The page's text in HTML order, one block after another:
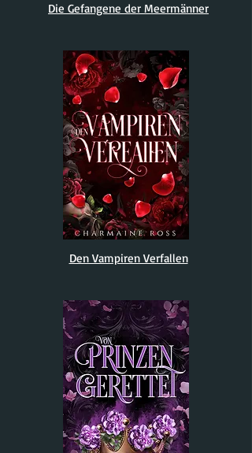
Die Gefangene der Meermänner
Den Vampiren Verfallen